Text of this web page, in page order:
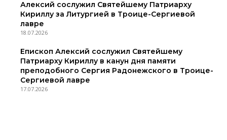
Алексий сослужил Святейшему Патриарху
Кириллу за Литургией в Троице-Сергиевой
лавре
18.07.2026
Епископ Алексий сослужил Святейшему
Патриарху Кириллу в канун дня памяти
преподобного Сергия Радонежского в Троице-
Сергиевой лавре
17.07.2026